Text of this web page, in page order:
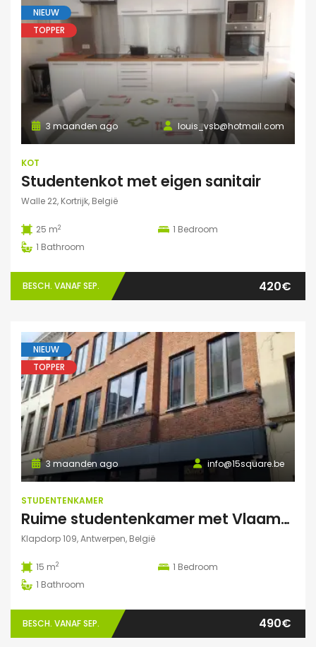
NIEUW
TOPPER
louis_vsb@hotmail.com
3 maanden ago
KOT
Studentenkot met eigen sanitair
Walle 22, Kortrijk, België
25 m2 1 Bedroom
1 Bathroom
BESCH. VANAF SEP. 420€
NIEUW
TOPPER
info@15square.be
3 maanden ago
STUDENTENKAMER
Ruime studentenkamer met Vlaams kotlabel, voorzien van eigen douche en lavabo, in kleinschalige residentie
Klapdorp 109, Antwerpen, België
15 m2 1 Bedroom
1 Bathroom
BESCH. VANAF SEP. 490€